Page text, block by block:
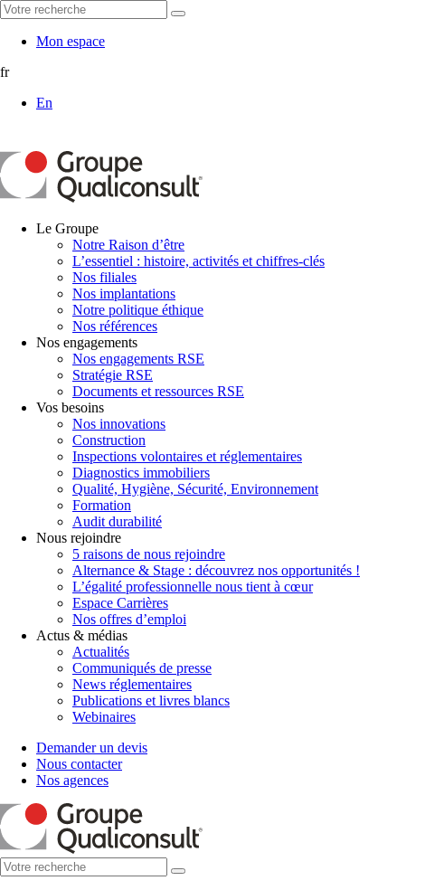
Mon espace
fr
En
Le Groupe
Notre Raison d’être
L’essentiel : histoire, activités et chiffres-clés
Nos filiales
Nos implantations
Notre politique éthique
Nos références
Nos engagements
Nos engagements RSE
Stratégie RSE
Documents et ressources RSE
Vos besoins
Nos innovations
Construction
Inspections volontaires et réglementaires
Diagnostics immobiliers
Qualité, Hygiène, Sécurité, Environnement
Formation
Audit durabilité
Nous rejoindre
5 raisons de nous rejoindre
Alternance & Stage : découvrez nos opportunités !
L’égalité professionnelle nous tient à cœur
Espace Carrières
Nos offres d’emploi
Actus & médias
Actualités
Communiqués de presse
News réglementaires
Publications et livres blancs
Webinaires
Demander un devis
Nous contacter
Nos agences